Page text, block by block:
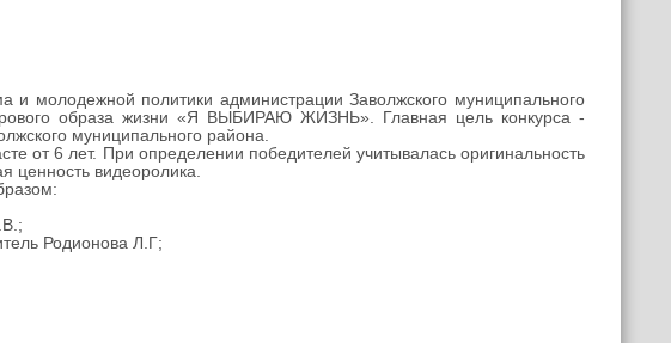
молодежной политики администрации Заволжского муниципального
образа жизни «Я ВЫБИРАЮ ЖИЗНЬ». Главная цель конкурса -
муниципального района.
от 6 лет. При определении победителей учитывалась оригинальность
ценность видеоролика.
Родионова Л.Г;